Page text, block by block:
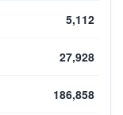
5,112
27,928
186,858